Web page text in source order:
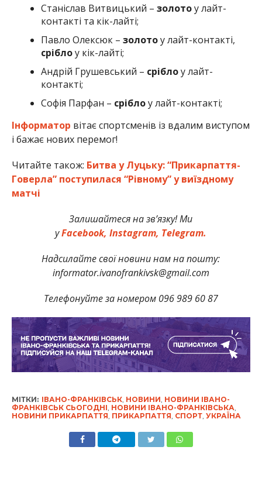
Станіслав Витвицький – золотоу лайт-
контакті та кік-лайті;
Павло Олексюк – золотоу лайт-контакті,
сріблоу кік-лайті;
Андрій Грушевський – сріблоу лайт-
контакті;
Софія Парфан – сріблоу лайт-контакті;
Інформатор вітає спортсменів із вдалим виступом
і бажає нових перемог!
Читайте також: Битва у Луцьку: “Прикарпаття-
Говерла” поступилася “Рівному” у виїздному
матчі
Залишайтеся на зв’язку! Ми
уFacebook, Instagram, Telegram.
Надсилайте свої новини нам на пошту:
informator.ivanofrankivsk@gmail.com
Телефонуйте за номером 096 989 60 87
МІТКИ: ІВАНО-ФРАНКІВСЬК, НОВИНИ НОВИНИ ІВАНО-
ФРАНКІВСЬК СЬОГОДНІ НОВИНИ ІВАНО-ФРАНКІВСЬКА
НОВИНИ ПРИКАРПАТТЯ ПРИКАРПАТТЯ СПОРТ, УКРАЇНА